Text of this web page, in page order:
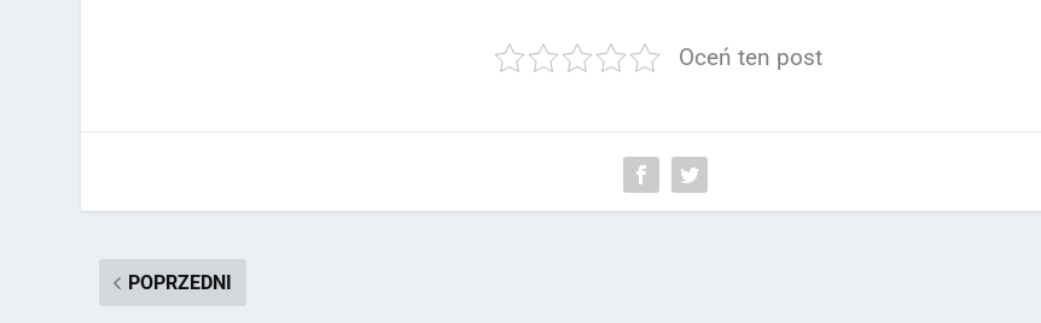
Oceń ten post
POPRZEDNI